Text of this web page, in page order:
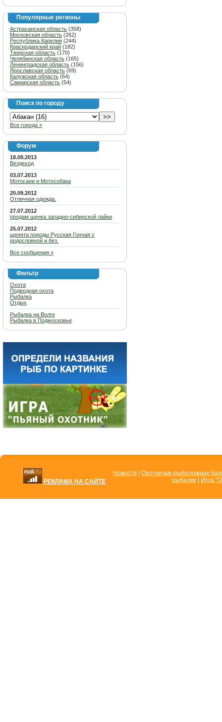
Популярные регионы
Астраханская область (358)
Московская область (262)
Республика Карелия (244)
Краснодарский край (182)
Тверская область (170)
Челябинская область (165)
Ленинградская область (156)
Ярославская область (69)
Калужская область (64)
Самарская область (54)
Поиск по городу
Все города »
Форум
18.08.2013
Вездеход
03.07.2013
Мотосани и Мотособака
20.09.2012
Отличная одежда.
27.07.2012
продам щенка западно-сибирской лайки
25.07.2012
щенята породы Русская Гончая с
родословной и без.
Все сообщения »
Фильтр
Охота
Подводная охота
Рыбалка
Отдых
Рыбалка на Волге
Рыбалка в Подмосковье
РЕКЛАМА НА САЙТЕ
Новости
Охотничье-рыболовные
рыбалке
Игра